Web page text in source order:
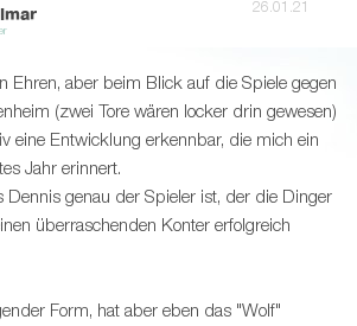
26.01.21
Ehren, aber beim Blick auf die Spiele gegen
(zwei Tore wären locker drin gewesen)
eine Entwicklung erkennbar, die mich ein
Jahr erinnert.
Dennis genau der Spieler ist, der die Dinger
überraschenden Konter erfolgreich
Form, hat aber eben das "Wolf"